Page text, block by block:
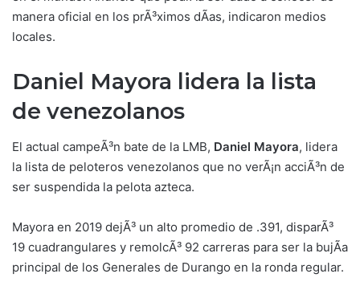
manera oficial en los prÃ³ximos dÃ­as, indicaron medios
locales.
Daniel Mayora lidera la lista
de venezolanos
El actual campeÃ³n bate de la LMB, Daniel Mayora, lidera
la lista de peloteros venezolanos que no verÃ¡n acciÃ³n de
ser suspendida la pelota azteca.
Mayora en 2019 dejÃ³ un alto promedio de .391, disparÃ³
19 cuadrangulares y remolcÃ³ 92 carreras para ser la bujÃ­a
principal de los Generales de Durango en la ronda regular.